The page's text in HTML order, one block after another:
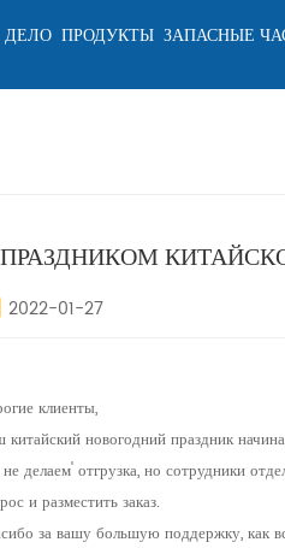
ПРОДУКТЫ ЗАПАСНЫЕ
2022-01-27
клиенты,
китайский новогодний праздник
делаем' отгрузка, но сотрудники
и разместить заказ.
за вашу большую поддержку, как